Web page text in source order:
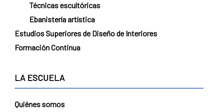
Técnicas escultóricas
Ebanistería artística
Estudios Superiores de Diseño de Interiores
Formación Continua
LA ESCUELA
Quiénes somos